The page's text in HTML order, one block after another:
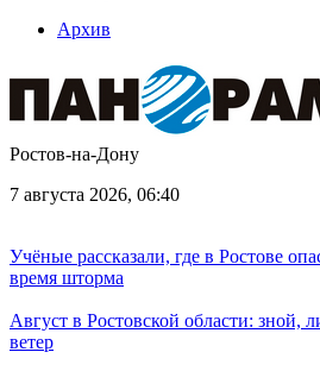
Архив
Ростов-на-Дону
7 августа 2026, 06:40
Учёные рассказали, где в Ростове
время шторма
Август в Ростовской области: зной,
ветер